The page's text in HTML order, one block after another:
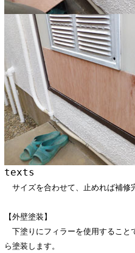
texts
サイズを合わせて、止めれば補修
【外壁塗装】
下塗りにフィラーを使用すること
ら塗装します。